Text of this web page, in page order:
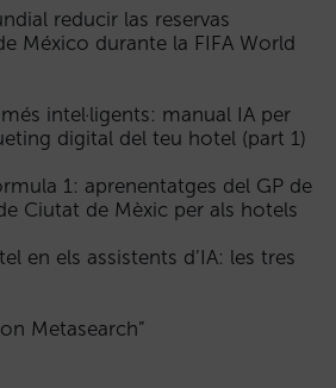
reducir las reservas
México durante la FIFA World
intel·ligents: manual IA per
digital del teu hotel (part 1)
1: aprenentatges del GP de
Ciutat de Mèxic per als hotels
en els assistents d’IA: les tres
Metasearch”